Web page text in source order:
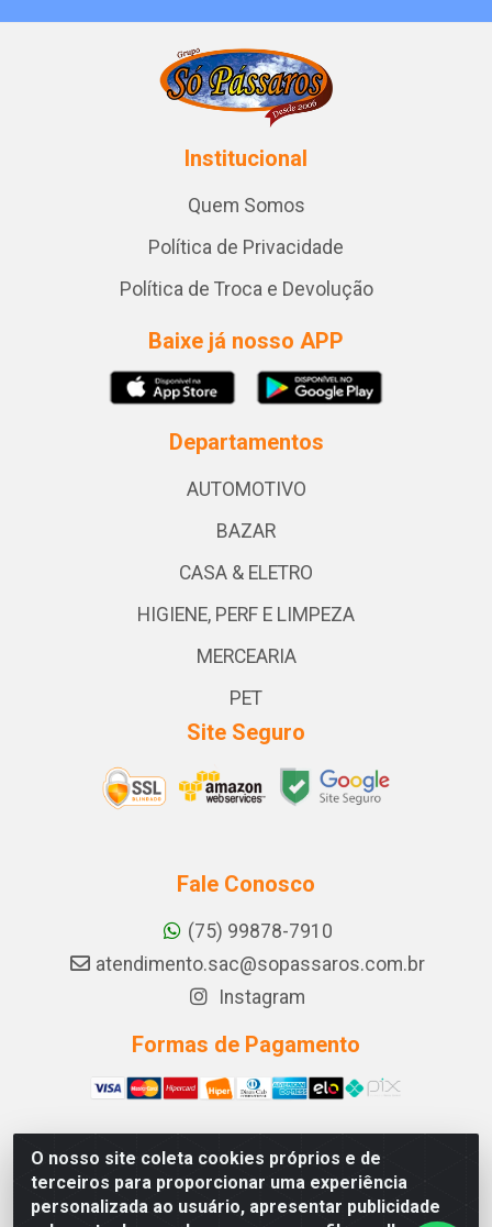
O nosso site coleta cookies próprios e de
terceiros para proporcionar uma experiência
personalizada ao usuário, apresentar publicidade
Institucional
Quem Somos
Política de Privacidade
Política de Troca e Devolução
Baixe já nosso APP
Departamentos
AUTOMOTIVO
BAZAR
CASA & ELETRO
HIGIENE, PERF E LIMPEZA
MERCEARIA
PET
Site Seguro
Fale Conosco
(75) 99878-7910
atendimento.sac@sopassaros.com.br
Instagram
Formas de Pagamento
A PINA DOS SANTOS DELEZZOTTE LTDA - RODOVIA BA
233, 27 - ZONA RURAL, ITABERABA/BA - CEP 46.880-
000 - CNPJ 30.578.948/0001-90